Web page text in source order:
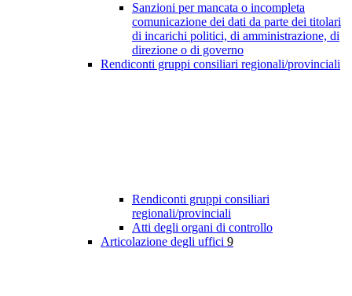
Sanzioni per mancata o incompleta
comunicazione dei dati da parte dei titolari
di incarichi politici, di amministrazione, di
direzione o di governo
Rendiconti gruppi consiliari regionali/provinciali
Rendiconti gruppi consiliari
regionali/provinciali
Atti degli organi di controllo
Articolazione degli uffici 9